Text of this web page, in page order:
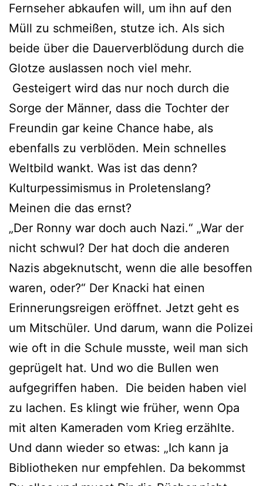
Fernseher abkaufen will, um ihn auf den
Müll zu schmeißen, stutze ich. Als sich
beide über die Dauerverblödung durch die
Glotze auslassen noch viel mehr.
Gesteigert wird das nur noch durch die
Sorge der Männer, dass die Tochter der
Freundin gar keine Chance habe, als
ebenfalls zu verblöden. Mein schnelles
Weltbild wankt. Was ist das denn?
Kulturpessimismus in Proletenslang?
Meinen die das ernst?
„Der Ronny war doch auch Nazi.“ „War der
nicht schwul? Der hat doch die anderen
Nazis abgeknutscht, wenn die alle besoffen
waren, oder?“ Der Knacki hat einen
Erinnerungsreigen eröffnet. Jetzt geht es
um Mitschüler. Und darum, wann die Polizei
wie oft in die Schule musste, weil man sich
geprügelt hat. Und wo die Bullen wen
aufgegriffen haben. Die beiden haben viel
zu lachen. Es klingt wie früher, wenn Opa
mit alten Kameraden vom Krieg erzählte.
Und dann wieder so etwas: „Ich kann ja
Bibliotheken nur empfehlen. Da bekommst